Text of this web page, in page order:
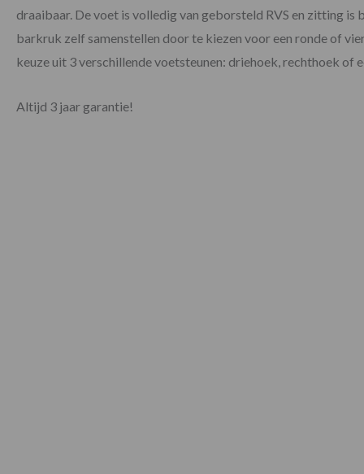
draaibaar. De voet is volledig van geborsteld RVS en zitting is
barkruk zelf samenstellen door te kiezen voor een ronde of
keuze uit 3 verschillende voetsteunen: driehoek, rechthoek of
Altijd 3 jaar garantie!